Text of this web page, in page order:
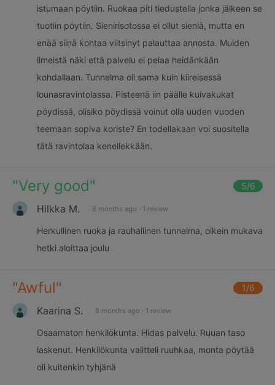
istumaan pöytiin. Ruokaa piti tiedustella jonka jälkeen se
tuotiin pöytiin. Sienirisotossa ei ollut sieniä, mutta en
enää siinä kohtaa viitsinyt palauttaa annosta. Muiden
ilmeistä näki että palvelu ei pelaa heidänkään
kohdallaan. Tunnelma oli sama kuin kiireisessä
lounasravintolassa. Pisteenä iin päälle kuivakukat
pöydissä, olisiko pöydissä voinut olla uuden vuoden
teemaan sopiva koriste? En todellakaan voi suositella
tätä ravintolaa kenellekkään.
"Very good" 5/6
Hilkka M. 8 months ago · 1 review
Herkullinen ruoka ja rauhallinen tunnelma, oikein mukava
hetki aloittaa joulu
"Awful" 1/6
Kaarina S. 8 months ago · 1 review
Osaamaton henkilökunta. Hidas palvelu. Ruuan taso
laskenut. Henkilökunta valitteli ruuhkaa, monta pöytää
oli kuitenkin tyhjänä